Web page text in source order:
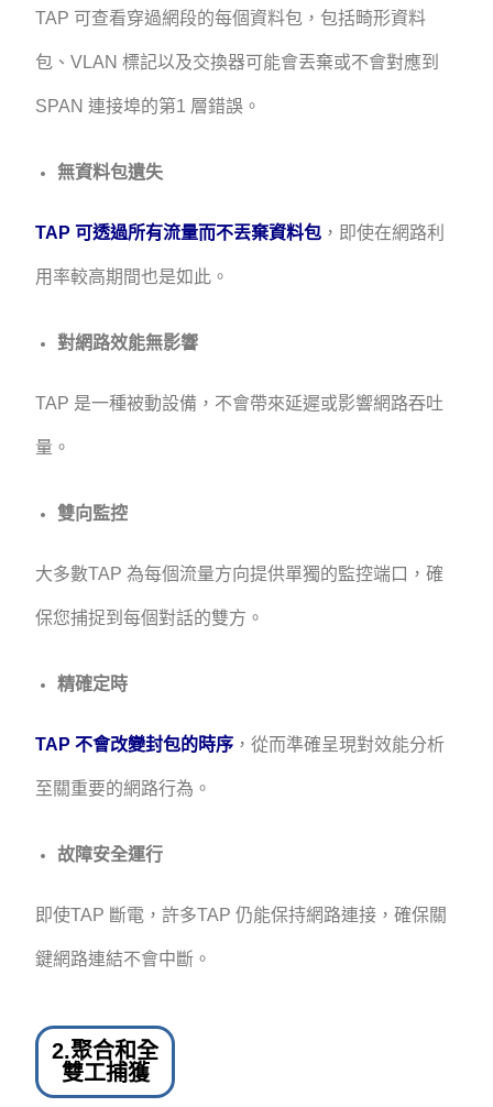
TAP 可查看穿過網段的每個資料包，包括畸形資料
包、VLAN 標記以及交換器可能會丟棄或不會對應到
SPAN 連接埠的第1 層錯誤。
無資料包遺失
TAP 可透過所有流量而不丟棄資料包 ，即使在網路利
用率較高期間也是如此。
對網路效能無影響
TAP 是一種被動設備，不會帶來延遲或影響網路吞吐
量。
雙向監控
大多數TAP 為每個流量方向提供單獨的監控端口，確
保您捕捉到每個對話的雙方。
精確定時
TAP 不會改變封包的時序 ，從而準確呈現對效能分析
至關重要的網路行為。
故障安全運行
即使TAP 斷電，許多TAP 仍能保持網路連接，確保關
鍵網路連結不會中斷。
2.聚合和全
雙工捕獲